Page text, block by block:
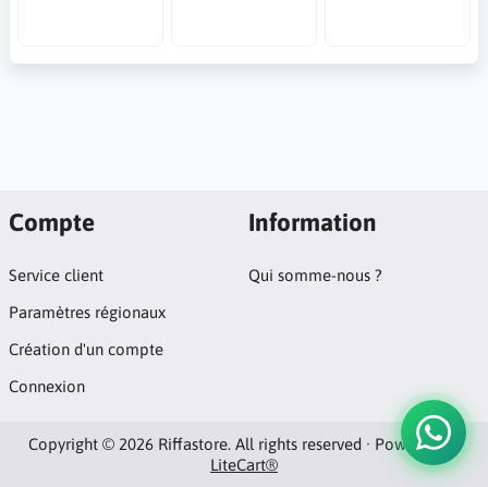
Compte
Service client
Paramètres régionaux
Création d'un compte
Connexion
Information
Qui somme-nous ?
Copyright © 2026 Riffastore. All rights reserved · Powered by
LiteCart®